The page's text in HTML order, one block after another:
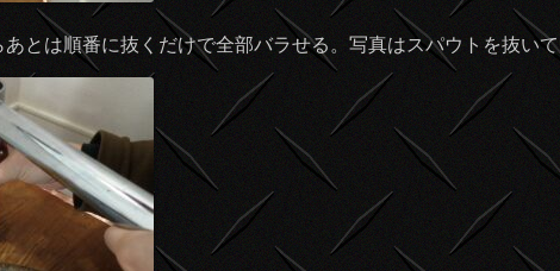
とは順番に抜くだけで全部バラせる。写真はスパウトを抜い